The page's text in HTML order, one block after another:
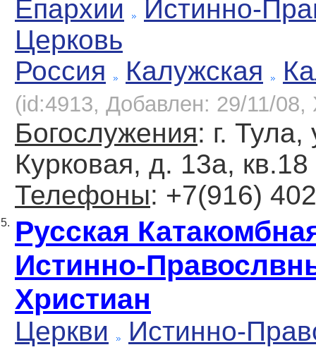
Епархии
Истинно-
Церковь
Россия
Калужская
(id:4913, Добавлен: 29/11/08,
Богослужения: г. Тула,
Курковая, д. 13а, кв.18
Телефоны: +7(916)
5. Русская
Истинно-
Христиан
Церкви
Истинно-